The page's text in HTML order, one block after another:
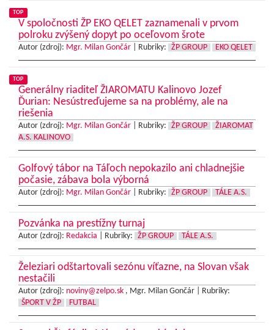
TOP
V spoločnosti ŽP EKO QELET zaznamenali v prvom
polroku zvýšený dopyt po oceľovom šrote
Autor (zdroj): Mgr. Milan Gončár Rubriky: ŽP GROUP EKO QELET
TOP
Generálny riaditeľ ŽIAROMATU Kalinovo Jozef
Ďurian: Nesústreďujeme sa na problémy, ale na
riešenia
Autor (zdroj): Mgr. Milan Gončár Rubriky: ŽP GROUP
ŽIAROMAT
A.S. KALINOVO
Golfový tábor na Táľoch nepokazilo ani chladnejšie
počasie, zábava bola výborná
Autor (zdroj): Mgr. Milan Gončár Rubriky: ŽP GROUP TÁLE A.S.
Pozvánka na prestížny turnaj
Autor (zdroj): Redakcia Rubriky: ŽP GROUP TÁLE A.S.
Železiari odštartovali sezónu víťazne, na Slovan však
nestačili
Autor (zdroj): noviny@zelpo.sk , Mgr. Milan Gončár |
Rubriky:
ŠPORT V ŽP
FUTBAL